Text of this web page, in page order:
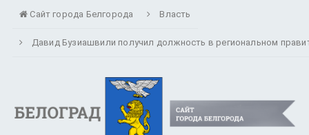
Сайт города Белгорода Власть
Давид Бузиашвили получил должность в региональном